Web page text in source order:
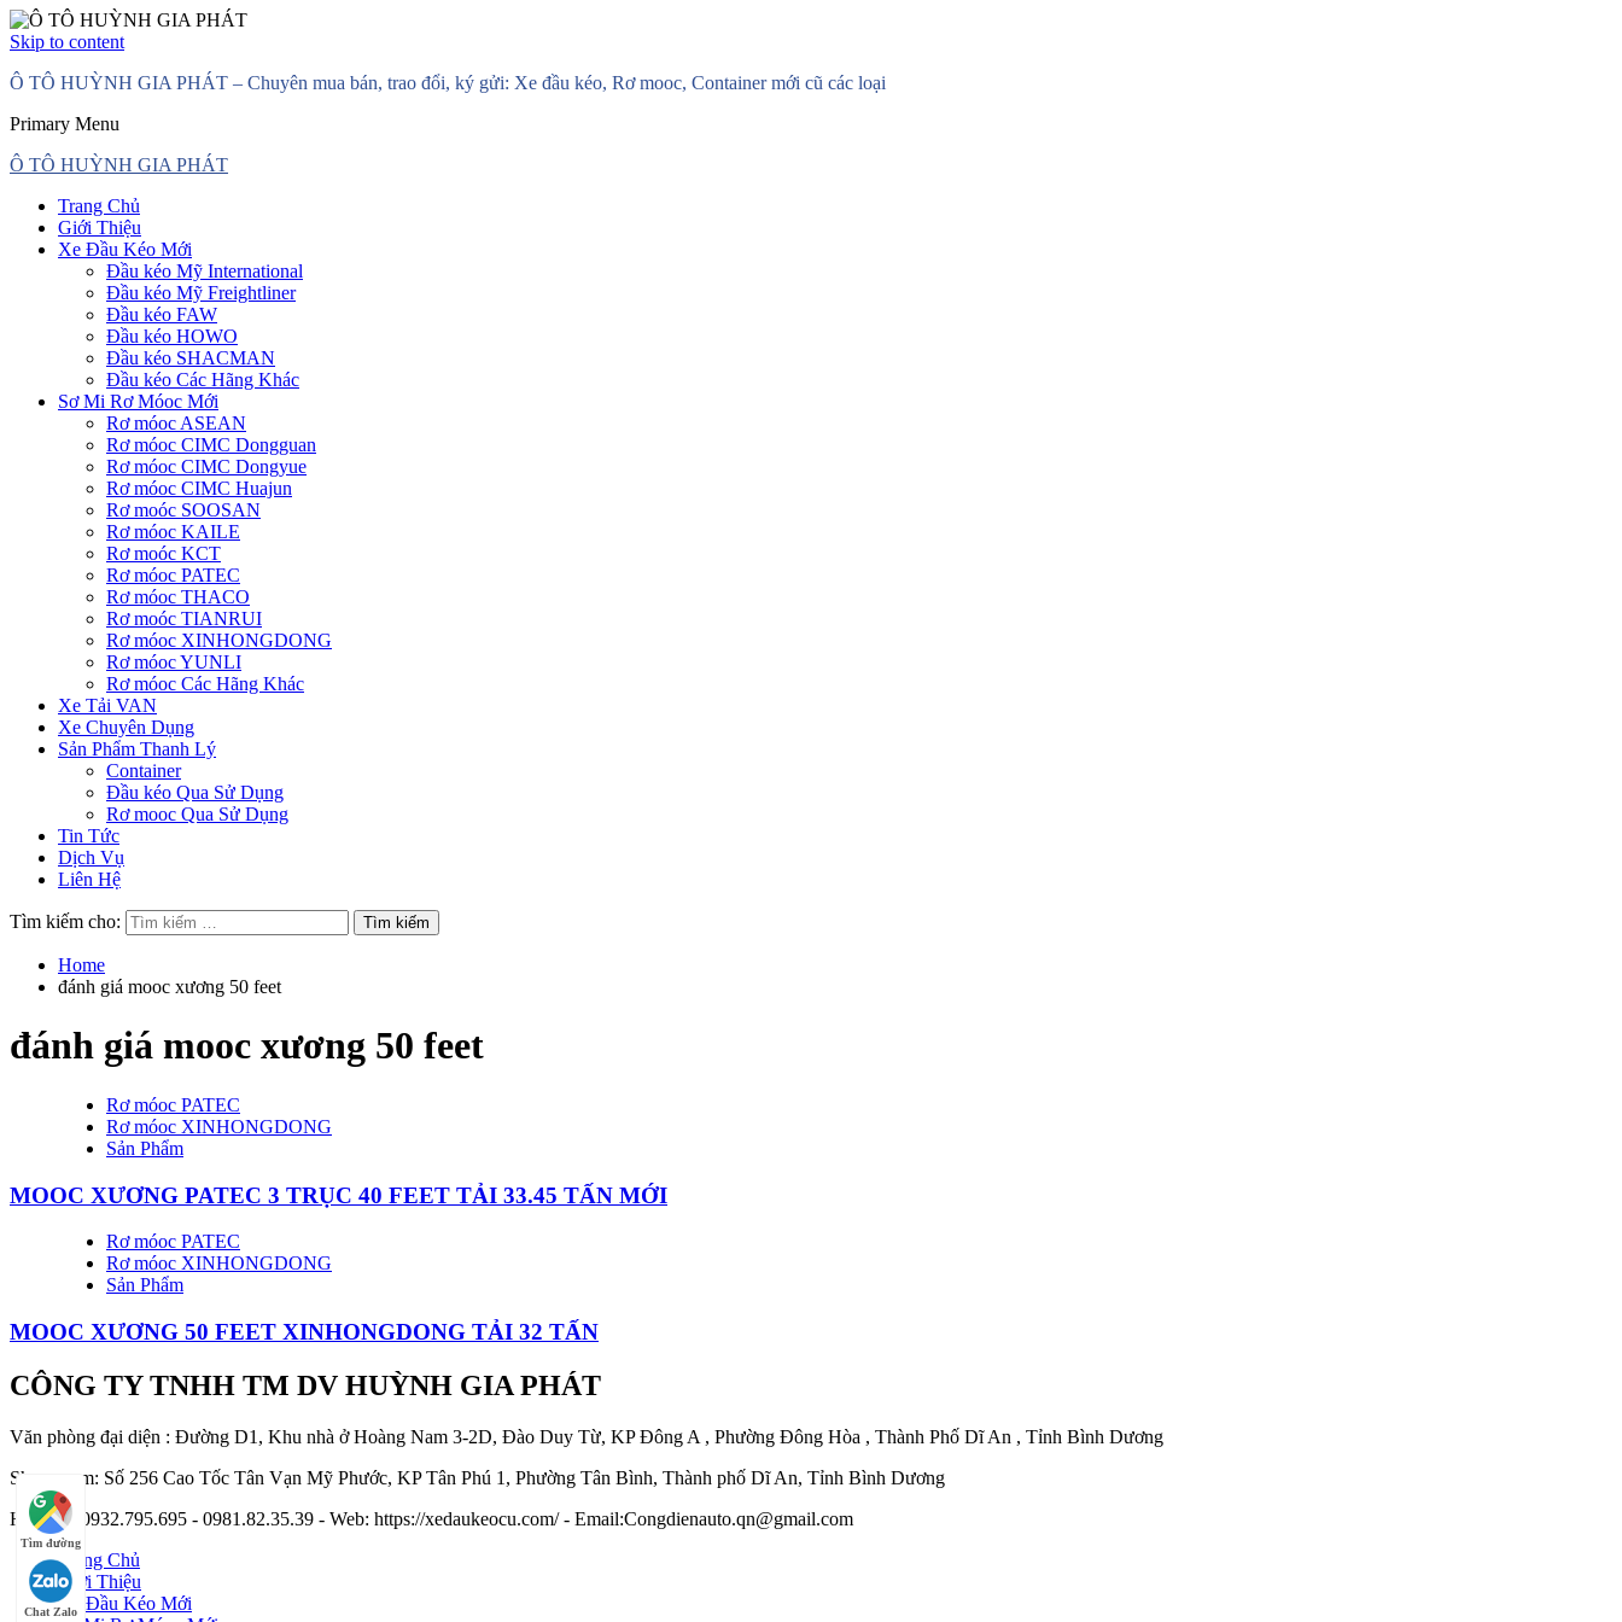
Skip to content
Ô TÔ HUỲNH GIA PHÁT – Chuyên mua bán, trao đổi, ký gửi: Xe đầu kéo, Rơ mooc, Container mới cũ các loại
Primary Menu
Ô TÔ HUỲNH GIA PHÁT
Trang Chủ
Giới Thiệu
Xe Đầu Kéo Mới
Đầu kéo Mỹ International
Đầu kéo Mỹ Freightliner
Đầu kéo FAW
Đầu kéo HOWO
Đầu kéo SHACMAN
Đầu kéo Các Hãng Khác
Sơ Mi Rơ Móoc Mới
Rơ móoc ASEAN
Rơ móoc CIMC Dongguan
Rơ móoc CIMC Dongyue
Rơ móoc CIMC Huajun
Rơ moóc SOOSAN
Rơ móoc KAILE
Rơ moóc KCT
Rơ móoc PATEC
Rơ móoc THACO
Rơ moóc TIANRUI
Rơ móoc XINHONGDONG
Rơ móoc YUNLI
Rơ móoc Các Hãng Khác
Xe Tải VAN
Xe Chuyên Dụng
Sản Phẩm Thanh Lý
Container
Đầu kéo Qua Sử Dụng
Rơ mooc Qua Sử Dụng
Tin Tức
Dịch Vụ
Liên Hệ
Tìm kiếm cho:
Home
đánh giá mooc xương 50 feet
đánh giá mooc xương 50 feet
Rơ móoc PATEC
Rơ móoc XINHONGDONG
Sản Phẩm
MOOC XƯƠNG PATEC 3 TRỤC 40 FEET TẢI 33.45 TẤN MỚI
Rơ móoc PATEC
Rơ móoc XINHONGDONG
Sản Phẩm
MOOC XƯƠNG 50 FEET XINHONGDONG TẢI 32 TẤN
CÔNG TY TNHH TM DV HUỲNH GIA PHÁT
Văn phòng đại diện : Đường D1, Khu nhà ở Hoàng Nam 3-2D, Đào Duy Từ, KP Đông A , Phường Đông Hòa , Thành Phố Dĩ An , Tỉnh Bình Dương
Showroom: Số 256 Cao Tốc Tân Vạn Mỹ Phước, KP Tân Phú 1, Phường Tân Bình, Thành phố Dĩ An, Tỉnh Bình Dương
Hotline : 0932.795.695 - 0981.82.35.39 - Web: https://xedaukeocu.com/ - Email:Congdienauto.qn@gmail.com
Tìm đường
Chat Zalo
Trang Chủ
Giới Thiệu
Xe Đầu Kéo Mới